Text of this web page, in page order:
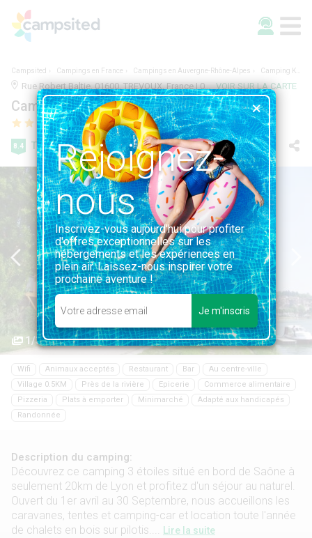
Campsited Campings en France Campings en Auvergne-Rhône-Alpes Camping Kanopée Village
Rue Robert Baltie, 01600, TREVOUX, France | 0.6KM DE TREVOUX VOIR SUR LA CARTE
Camping Kanopée Village
8.4 Très bien 306 avis
1/36
Wifi Animaux acceptés Restaurant Bar
Au centre-ville
Village 0.5KM
Près de la rivière Epicerie
Commerce alimentaire
Pizzeria
Plats à emporter Minimarché
Adapté aux handicapés
Randonnée
Description du camping:
Découvrez ce camping 3 étoiles situé en bord de Saône à
seulement 20km de Lyon et profitez d'un séjour au naturel.
Ouvert du 1er avril au 30 Septembre, nous accueillons les
caravanes, tentes et camping-car et location toute l'année
de chalets en bois sur pilotis....
Lire la suite
Rejoignez-
nous
Inscrivez-vous aujourd'hui pour profiter
d'offres exceptionnelles sur les
hébergements et les expériences en
plein air. Laissez-nous inspirer votre
prochaine aventure !
Je m'inscris